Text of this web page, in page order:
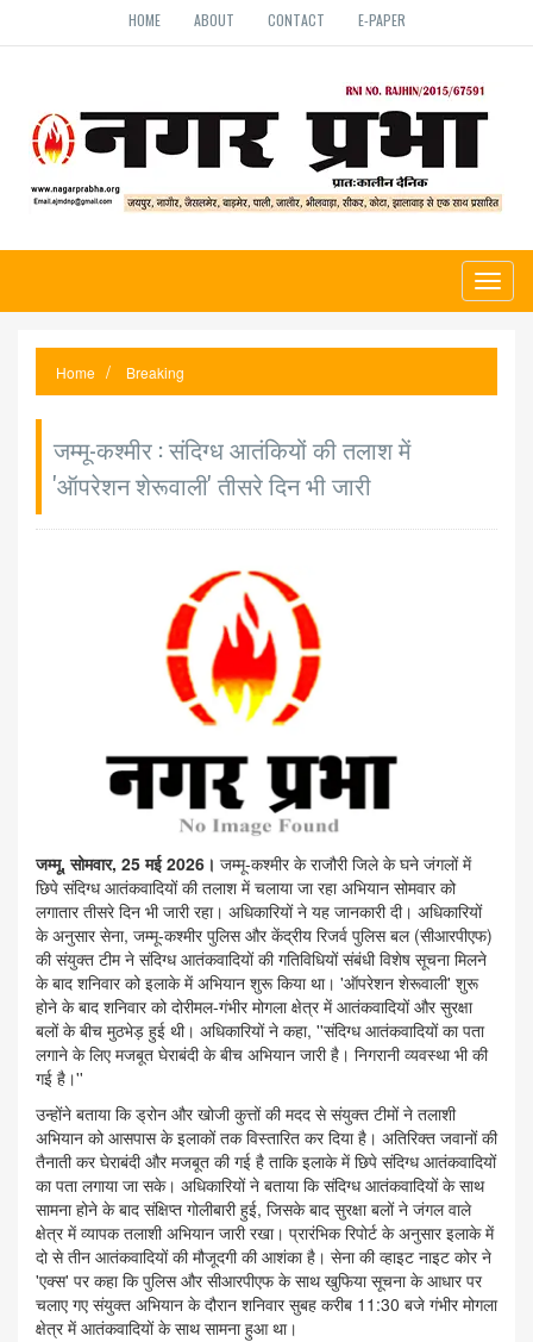
HOME ABOUT CONTACT E-PAPER
Home Breaking
जम्मू-कश्मीर : संदिग्ध आतंकियों की तलाश में
'ऑपरेशन शेरूवाली' तीसरे दिन भी जारी
जम्मू, सोमवार, 25 मई 2026। जम्मू-कश्मीर के राजौरी जिले के घने जंगलों में
छिपे संदिग्ध आतंकवादियों की तलाश में चलाया जा रहा अभियान सोमवार को
लगातार तीसरे दिन भी जारी रहा। अधिकारियों ने यह जानकारी दी। अधिकारियों
के अनुसार सेना, जम्मू-कश्मीर पुलिस और केंद्रीय रिजर्व पुलिस बल (सीआरपीएफ)
की संयुक्त टीम ने संदिग्ध आतंकवादियों की गतिविधियों संबंधी विशेष सूचना मिलने
के बाद शनिवार को इलाके में अभियान शुरू किया था। 'ऑपरेशन शेरूवाली' शुरू
होने के बाद शनिवार को दोरीमल-गंभीर मोगला क्षेत्र में आतंकवादियों और सुरक्षा
बलों के बीच मुठभेड़ हुई थी। अधिकारियों ने कहा, ''संदिग्ध आतंकवादियों का पता
लगाने के लिए मजबूत घेराबंदी के बीच अभियान जारी है। निगरानी व्यवस्था भी की
गई है।''
उन्होंने बताया कि ड्रोन और खोजी कुत्तों की मदद से संयुक्त टीमों ने तलाशी
अभियान को आसपास के इलाकों तक विस्तारित कर दिया है। अतिरिक्त जवानों की
तैनाती कर घेराबंदी और मजबूत की गई है ताकि इलाके में छिपे संदिग्ध आतंकवादियों
का पता लगाया जा सके। अधिकारियों ने बताया कि संदिग्ध आतंकवादियों के साथ
सामना होने के बाद संक्षिप्त गोलीबारी हुई, जिसके बाद सुरक्षा बलों ने जंगल वाले
क्षेत्र में व्यापक तलाशी अभियान जारी रखा। प्रारंभिक रिपोर्ट के अनुसार इलाके में
दो से तीन आतंकवादियों की मौजूदगी की आशंका है। सेना की व्हाइट नाइट कोर ने
'एक्स' पर कहा कि पुलिस और सीआरपीएफ के साथ खुफिया सूचना के आधार पर
चलाए गए संयुक्त अभियान के दौरान शनिवार सुबह करीब 11:30 बजे गंभीर मोगला
क्षेत्र में आतंकवादियों के साथ सामना हुआ था।